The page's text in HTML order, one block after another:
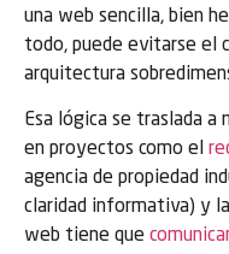
una web sencilla, bien
todo, puede evitarse el
arquitectura
Esa lógica se traslada a
en proyectos como el
agencia de propiedad
claridad informativa) y
web tiene que